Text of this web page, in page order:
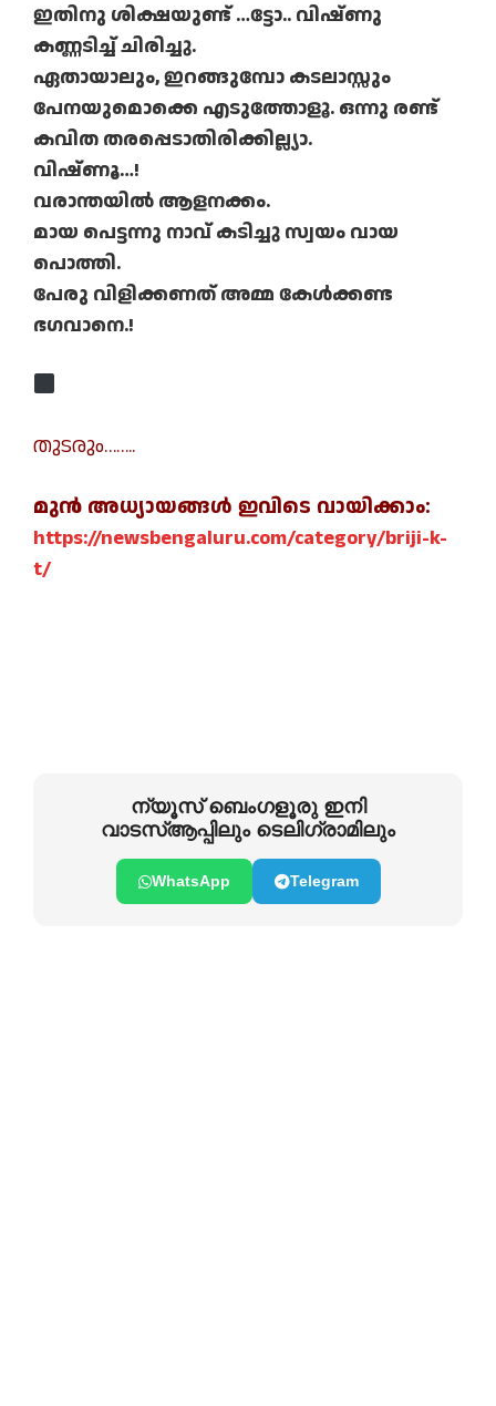
ഇതിനു ശിക്ഷയുണ്ട് …ട്ടോ.. വിഷ്ണു
കണ്ണടിച്ച് ചിരിച്ചു.
ഏതായാലും, ഇറങ്ങുമ്പോ കടലാസ്സും
പേനയുമൊക്കെ എടുത്തോളൂ. ഒന്നു രണ്ട്
കവിത തരപ്പെടാതിരിക്കില്ല്യാ.
വിഷ്ണൂ…!
വരാന്തയില്‍ ആളനക്കം.
മായ പെട്ടന്നു നാവ് കടിച്ചു സ്വയം വായ
പൊത്തി.
പേരു വിളിക്കണത് അമ്മ കേള്‍ക്കണ്ട
ഭഗവാനെ.!
തുടരും……..
മുന്‍ അധ്യായങ്ങള്‍ ഇവിടെ വായിക്കാം:
https://newsbengaluru.com/category/briji-k-
t/
ന്യൂസ് ബെംഗളൂരു ഇനി
വാടസ്ആപ്പിലും ടെലിഗ്രാമിലും
WhatsApp Telegram